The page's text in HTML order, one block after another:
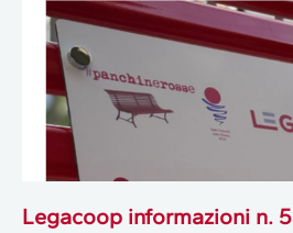
Legacoop informazioni n. 5